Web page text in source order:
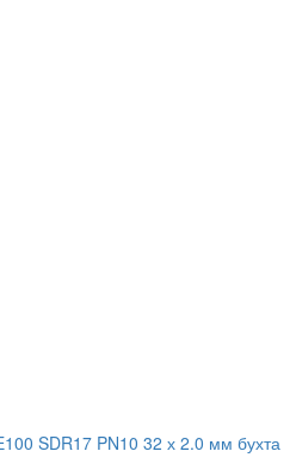
SDR17 PN10 32 х 2.0 мм бухта